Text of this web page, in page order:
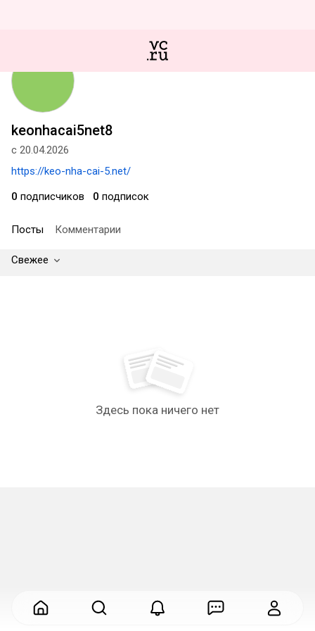
keonhacai5net8
с 20.04.2026
https://keo-nha-cai-5.net/
0 подписчиков 0 подписок
Посты Комментарии
Свежее
Здесь пока ничего нет